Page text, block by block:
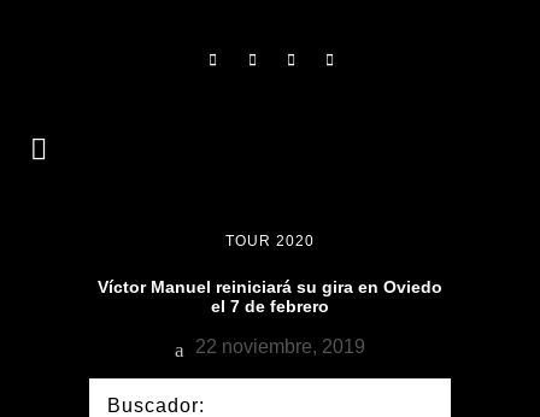
TOUR 2020
Víctor Manuel reiniciará su gira en Oviedo
el 7 de febrero
22 noviembre, 2019
Buscador: